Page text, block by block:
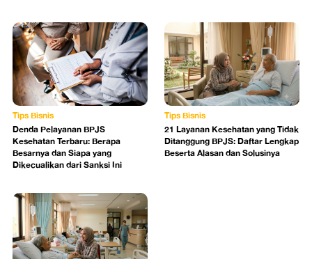
Tips Bisnis
Denda Pelayanan BPJS
Kesehatan Terbaru: Berapa
Besarnya dan Siapa yang
Dikecualikan dari Sanksi Ini
Tips Bisnis
21 Layanan Kesehatan yang Tidak
Ditanggung BPJS: Daftar Lengkap
Beserta Alasan dan Solusinya